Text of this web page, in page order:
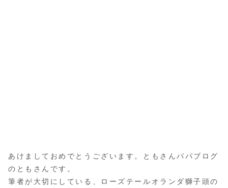
あけましておめでとうございます。ともさんパパブログ
のともさんです。
筆者が大切にしている、ローズテールオランダ獅子頭の